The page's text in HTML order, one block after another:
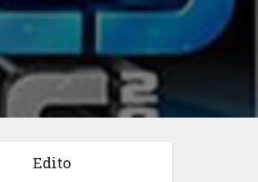
Edito